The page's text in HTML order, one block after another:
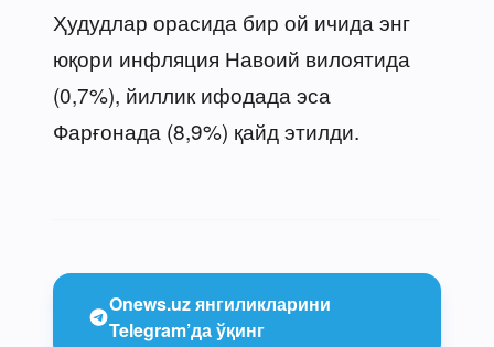
Ҳудудлар орасида бир ой ичида энг
юқори инфляция Навоий вилоятида
(0,7%), йиллик ифодада эса
Фарғонада (8,9%) қайд этилди.
Onews.uz янгиликларини
Telegram’да ўқинг